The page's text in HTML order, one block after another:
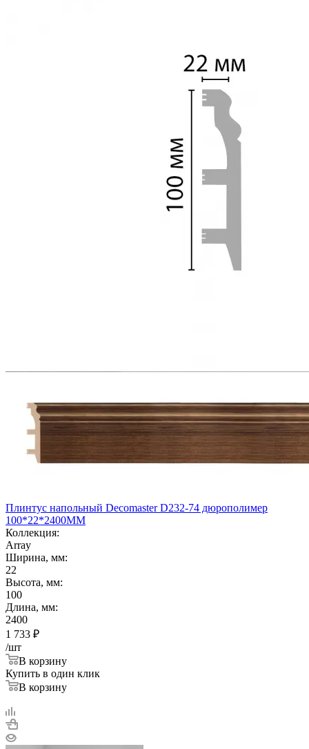
Плинтус напольный Decomaster D232-74 дюрополимер
100*22*2400ММ
Коллекция:
Array
Ширина, мм:
22
Высота, мм:
100
Длина, мм:
2400
1 733 ₽
/шт
В корзину
Купить в один клик
В корзину